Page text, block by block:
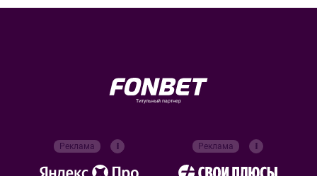
Титульный партнер
Реклама Реклама